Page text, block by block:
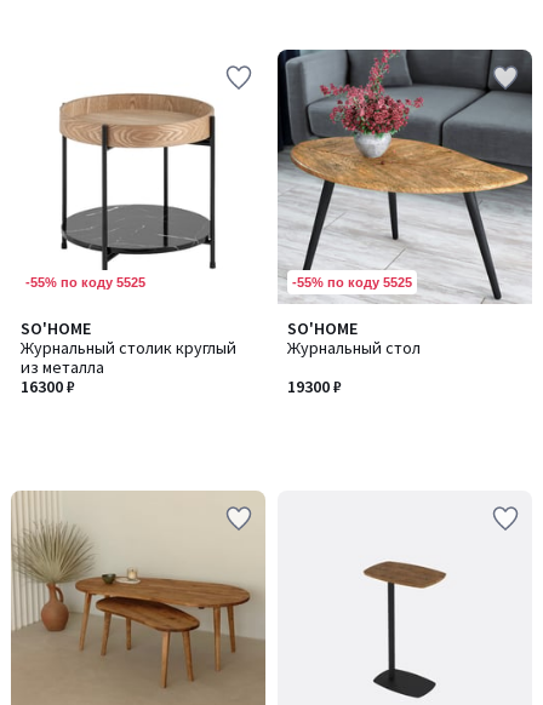
-55% по коду 5525
SO'HOME
Журнальный столик круглый
из металла
16300 ₽
-55% по коду 5525
SO'HOME
Журнальный стол
19300 ₽